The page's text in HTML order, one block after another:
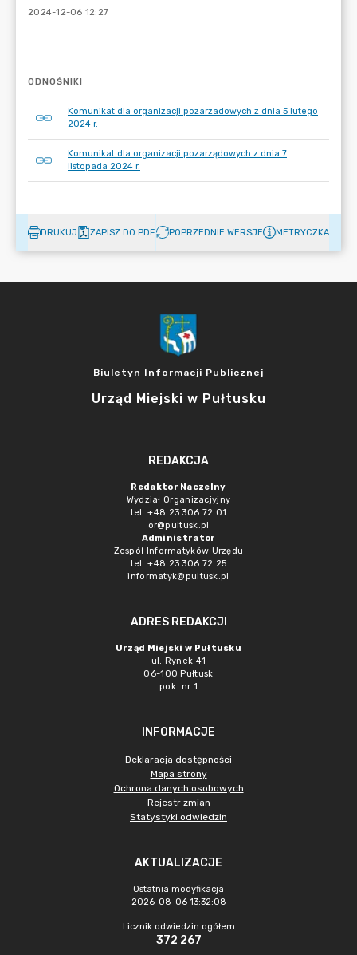
2024-12-06 12:27
ODNOŚNIKI
Komunikat dla organizacji pozarzadowych z dnia 5 lutego
2024 r.
Komunikat dla organizacji pozarządowych z dnia 7
listopada 2024 r.
DRUKUJ ZAPISZ DO PDF POPRZEDNIE WERSJE METRYCZKA
Biuletyn Informacji Publicznej
Urząd Miejski w Pułtusku
REDAKCJA
Redaktor Naczelny
Wydział Organizacjyjny
tel. +48 23 306 72 01
or@pultusk.pl
Administrator
Zespół Informatyków Urzędu
tel. +48 23 306 72 25
informatyk@pultusk.pl
ADRES REDAKCJI
Urząd Miejski w Pułtusku
ul. Rynek 41
06-100 Pułtusk
pok. nr 1
INFORMACJE
Deklaracja dostępności
Mapa strony
Ochrona danych osobowych
Rejestr zmian
Statystyki odwiedzin
AKTUALIZACJE
Ostatnia modyfikacja
2026-08-06 13:32:08
Licznik odwiedzin ogółem
372 267